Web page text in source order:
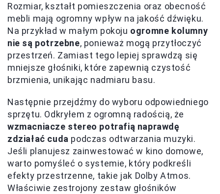
Rozmiar, kształt pomieszczenia oraz obecność
mebli mają ogromny wpływ na jakość dźwięku.
Na przykład w małym pokoju ogromne kolumny
nie są potrzebne, ponieważ mogą przytłoczyć
przestrzeń. Zamiast tego lepiej sprawdzą się
mniejsze głośniki, które zapewnią czystość
brzmienia, unikając nadmiaru basu.
Następnie przejdźmy do wyboru odpowiedniego
sprzętu. Odkryłem z ogromną radością, że
wzmacniacze stereo potrafią naprawdę
zdziałać cuda podczas odtwarzania muzyki.
Jeśli planujesz zainwestować w kino domowe,
warto pomyśleć o systemie, który podkreśli
efekty przestrzenne, takie jak Dolby Atmos.
Właściwie zestrojony zestaw głośników